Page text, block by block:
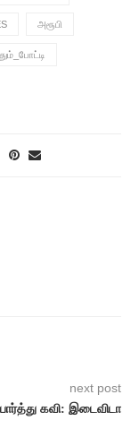
அரூபி
next post
கவி: இடைவிடா